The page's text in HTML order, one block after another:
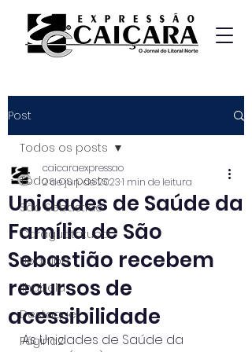
Post
Todos os posts
São Sebastião
Caraguatatuba
Ubatuba
Ilhabela
Destaque
Página2
Todos os posts
Unidades de Saúde da
Família de São
Sebastião recebem
recursos de
acessibilidade
caicaraexpressao
2 de jun. de 20231 min de leitura
As Unidades de Saúde da